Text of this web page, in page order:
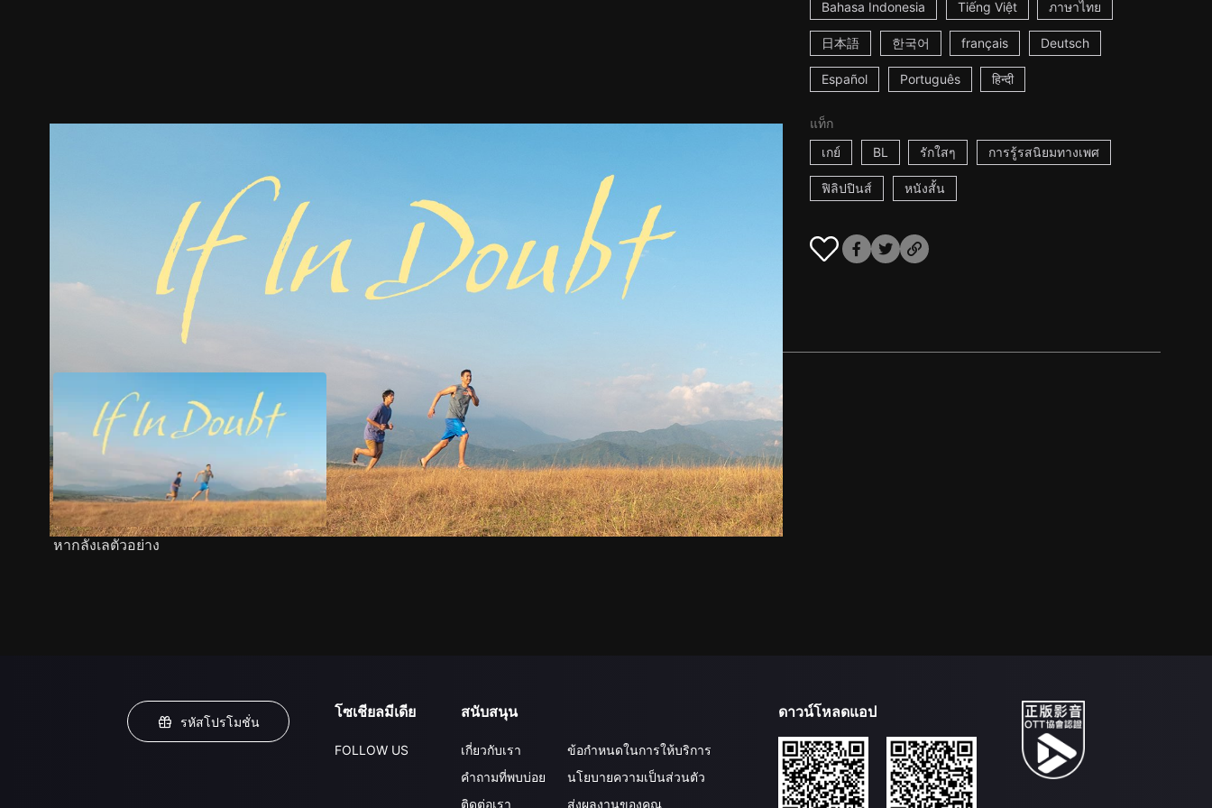
Bahasa Indonesia Tiếng Việt ภาษาไทย
日本語 한국어 français Deutsch
Español Português हिन्दी
แท็ก
เกย์
BL รักใสๆ การรู้รสนิยมทางเพศ
ฟิลิปปินส์ หนังสั้น
หากลังเลตัวอย่าง
รหัสโปรโมชั่น
โซเชียลมีเดีย
FOLLOW US
สนับสนุน
เกี่ยวกับเรา
คำถามที่พบบ่อย
ติดต่อเรา
ข้อกำหนดในการให้บริการ
นโยบายความเป็นส่วนตัว
ส่งผลงานของคุณ
ดาวน์โหลดแอป